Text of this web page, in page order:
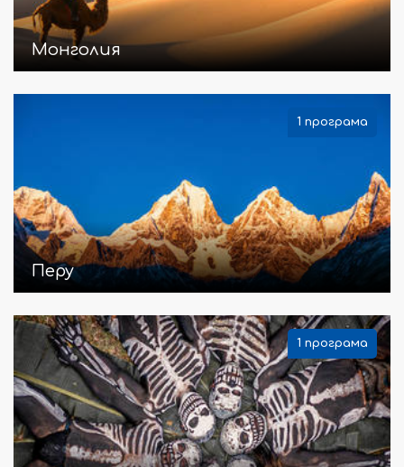
Монголия
1 програма
Перу
1 програма